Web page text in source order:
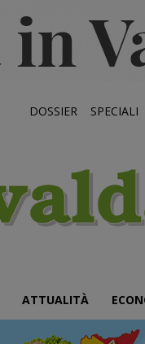
DOSSIER SPECIALI
ATTUALITÀ